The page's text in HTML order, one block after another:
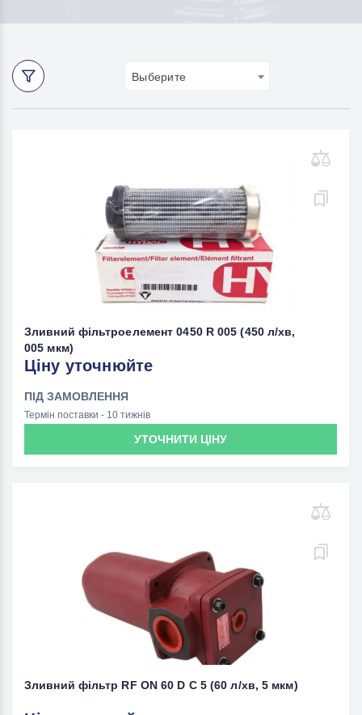
Выберите
Зливний фільтроелемент 0450 R 005 (450 л/хв,
005 мкм)
Ціну уточнюйте
ПІД ЗАМОВЛЕННЯ
Термін поставки - 10 тижнів
УТОЧНИТИ ЦІНУ
Зливний фільтр RF ON 60 D C 5 (60 л/хв, 5 мкм)